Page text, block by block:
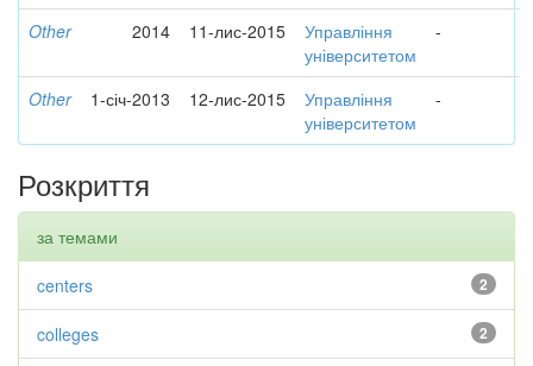
Other 2014 11-лис-2015
Управління
університетом
-
Other 1-січ-2013 12-лис-2015
Управління
університетом
-
Розкриття
за темами
2
centers
2
colleges